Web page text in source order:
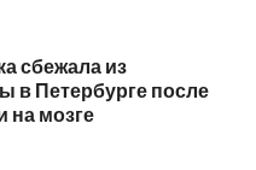
сбежала из
в Петербурге после
на мозге